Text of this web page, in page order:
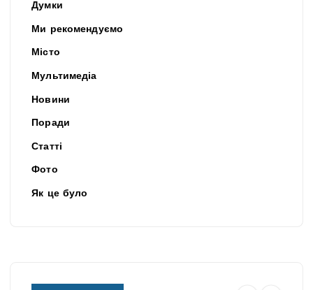
Думки
Ми рекомендуємо
Місто
Мультимедіа
Новини
Поради
Статті
Фото
Як це було